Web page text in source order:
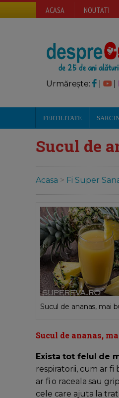
ACASA NOUTATI
Urmărește: |
FERTILITATE
Sucul de
Acasa > Fi Super
Sucul de ananas, mai
Sucul de ananas,
Exista tot felul de
respiratorii, cum ar fi
ar fi o raceala sau
cele care ajuta la